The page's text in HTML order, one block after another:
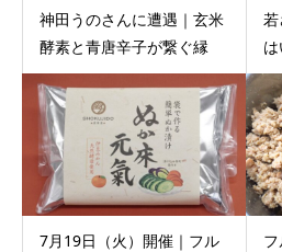
神田うのさんに遭遇｜玄米
酵素と青唐辛子が繋ぐ縁
若
7月19日（火）開催｜フル